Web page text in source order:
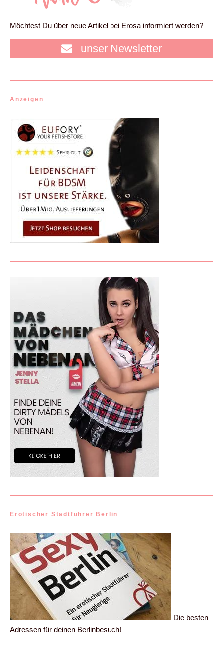
Möchtest Du über neue Artikel bei Erosa informiert werden?
unser Newsletter
Anzeigen
Erotischer Stadtführer Berlin
Die besten
Adressen für deinen Berlinbesuch!